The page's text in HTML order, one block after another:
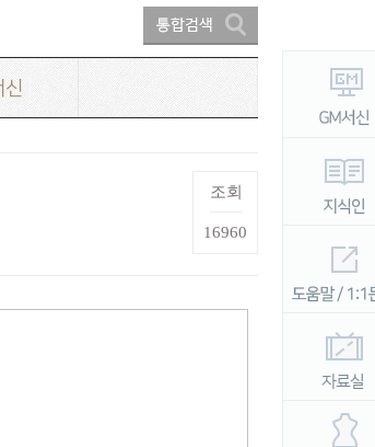
신
조회
16960